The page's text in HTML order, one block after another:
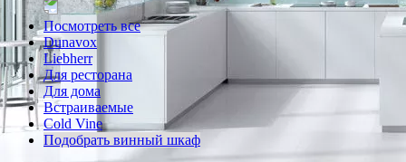
Посмотреть все
Dunavox
Liebherr
Для ресторана
Для дома
Встраиваемые
Cold Vine
Подобрать винный шкаф